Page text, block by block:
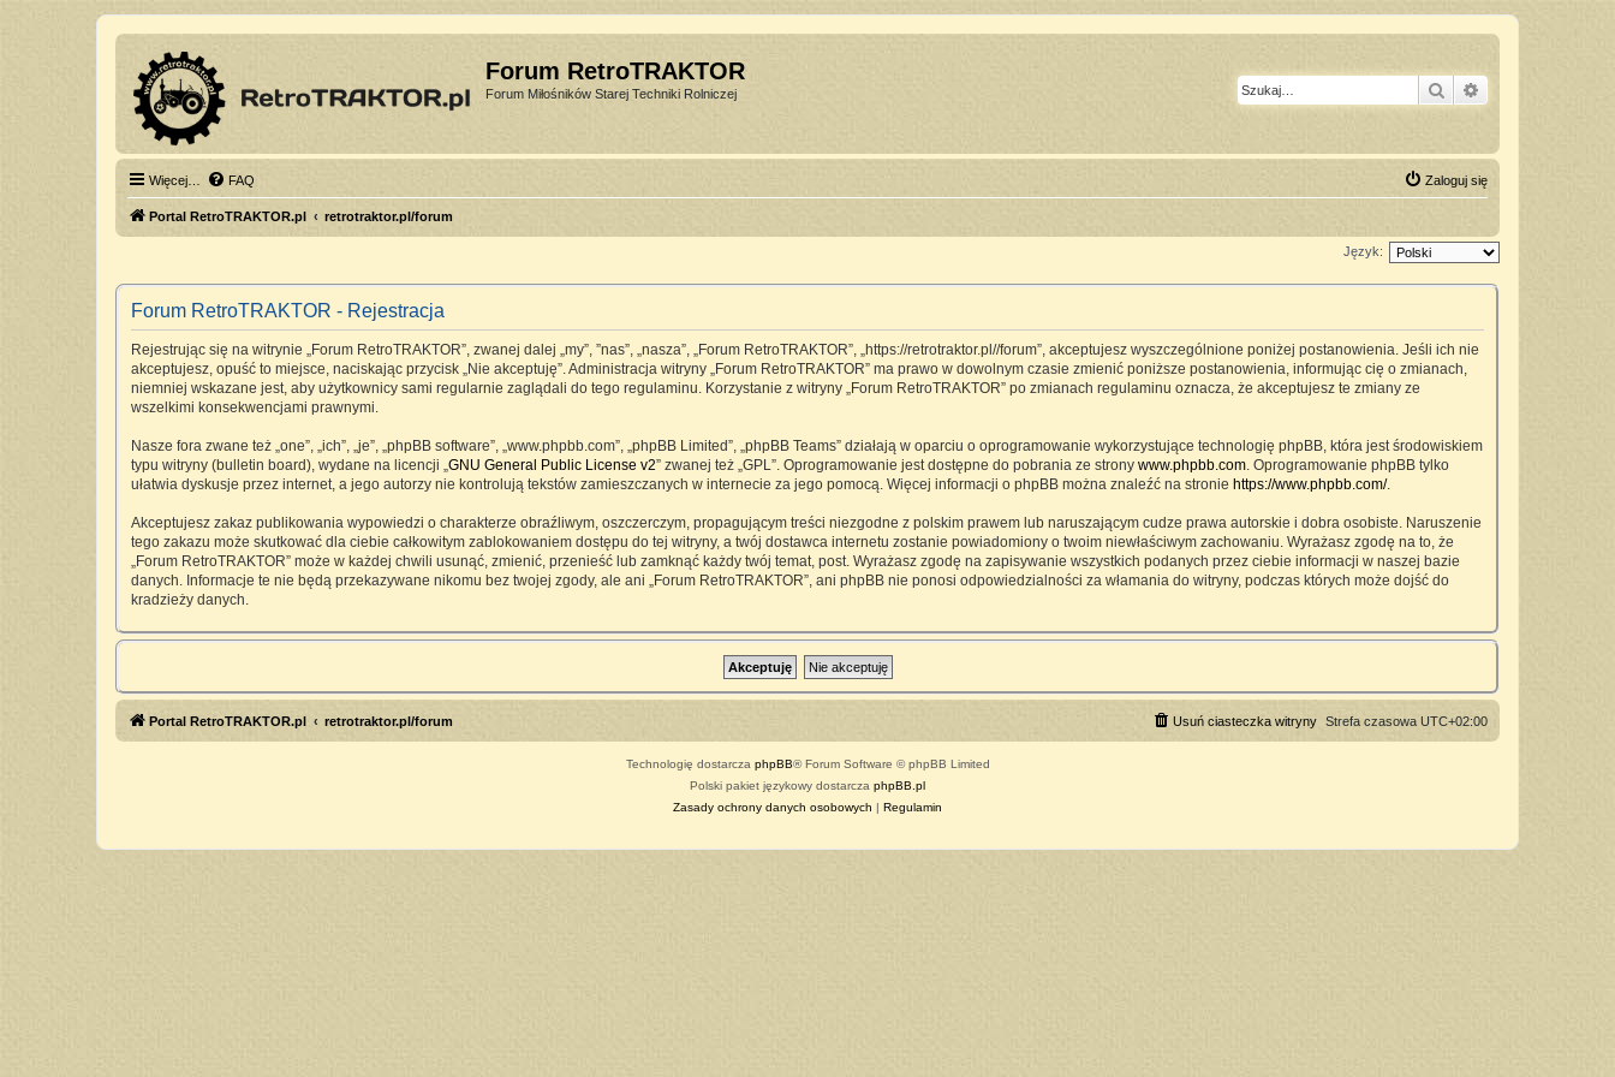
Forum RetroTRAKTOR
Forum Miłośników Starej Techniki Rolniczej Szukaj
Więcej… FAQ Zaloguj się
Portal RetroTRAKTOR.pl retrotraktor.pl/forum
Język:
Forum RetroTRAKTOR - Rejestracja
Rejestrując się na witrynie „Forum RetroTRAKTOR”, zwanej dalej „my”, ”nas”, „nasza”, „Forum RetroTRAKTOR”, „https://retrotraktor.pl//forum”, akceptujesz wyszczególnione poniżej postanowienia. Jeśli ich nie
akceptujesz, opuść to miejsce, naciskając przycisk „Nie akceptuję”. Administracja witryny „Forum RetroTRAKTOR” ma prawo w dowolnym czasie zmienić poniższe postanowienia, informując cię o zmianach,
niemniej wskazane jest, aby użytkownicy sami regularnie zaglądali do tego regulaminu. Korzystanie z witryny „Forum RetroTRAKTOR” po zmianach regulaminu oznacza, że akceptujesz te zmiany ze
wszelkimi konsekwencjami prawnymi.
Nasze fora zwane też „one”, „ich”, „je”, „phpBB software”, „www.phpbb.com”, „phpBB Limited”, „phpBB Teams” działają w oparciu o oprogramowanie wykorzystujące technologię phpBB, która jest środowiskiem
typu witryny (bulletin board), wydane na licencji „ GNU General Public License v2” zwanej też „GPL”. Oprogramowanie jest dostępne do pobrania ze strony www.phpbb.com . Oprogramowanie phpBB tylko
ułatwia dyskusje przez internet, a jego autorzy nie kontrolują tekstów zamieszczanych w internecie za jego pomocą. Więcej informacji o phpBB można znaleźć na stronie https://www.phpbb.com/.
Akceptujesz zakaz publikowania wypowiedzi o charakterze obraźliwym, oszczerczym, propagującym treści niezgodne z polskim prawem lub naruszającym cudze prawa autorskie i dobra osobiste. Naruszenie
tego zakazu może skutkować dla ciebie całkowitym zablokowaniem dostępu do tej witryny, a twój dostawca internetu zostanie powiadomiony o twoim niewłaściwym zachowaniu. Wyrażasz zgodę na to, że
„Forum RetroTRAKTOR” może w każdej chwili usunąć, zmienić, przenieść lub zamknąć każdy twój temat, post. Wyrażasz zgodę na zapisywanie wszystkich podanych przez ciebie informacji w naszej bazie
danych. Informacje te nie będą przekazywane nikomu bez twojej zgody, ale ani „Forum RetroTRAKTOR”, ani phpBB nie ponosi odpowiedzialności za włamania do witryny, podczas których może dojść do
kradzieży danych.
Portal RetroTRAKTOR.pl retrotraktor.pl/forum Strefa czasowa UTC+02:00
Usuń ciasteczka witryny
Technologię dostarcza phpBB® Forum Software © phpBB Limited
Polski pakiet językowy dostarcza phpBB.pl
Zasady ochrony danych osobowych | Regulamin